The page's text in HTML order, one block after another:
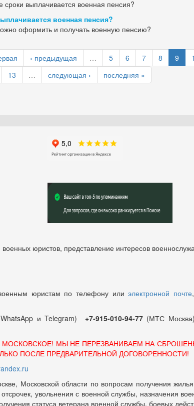
сроки выплачивается военная пенсия?
военная пенсия?
оформить и получать военную пенсию?
‹ предыдущая … 5 6 7 8 9
13 … следующая › последняя »
юристов, представление интересов
юристам по телефону илиэлектронной почте
и Telegram) +7-915-010-94-77 (МТС
МЫ НЕ ПЕРЕЗВАНИВАЕМ НА
ПОСЛЕ ПРЕДВАРИТЕЛЬНОЙ ДОГОВОРЕННОСТИ!
Московской области по вопросам получения
увольнения с военной службы, назначения
статуса ветерана военной службы, боевых